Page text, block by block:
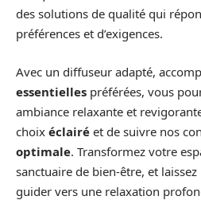
des solutions de qualité qui
préférences et d’exigences.
Avec un diffuseur adapté,
essentielles préférées, vous
ambiance relaxante et
choix éclairé et de suivre nos
optimale. Transformez votre
sanctuaire de bien-être, et
guider vers une relaxation